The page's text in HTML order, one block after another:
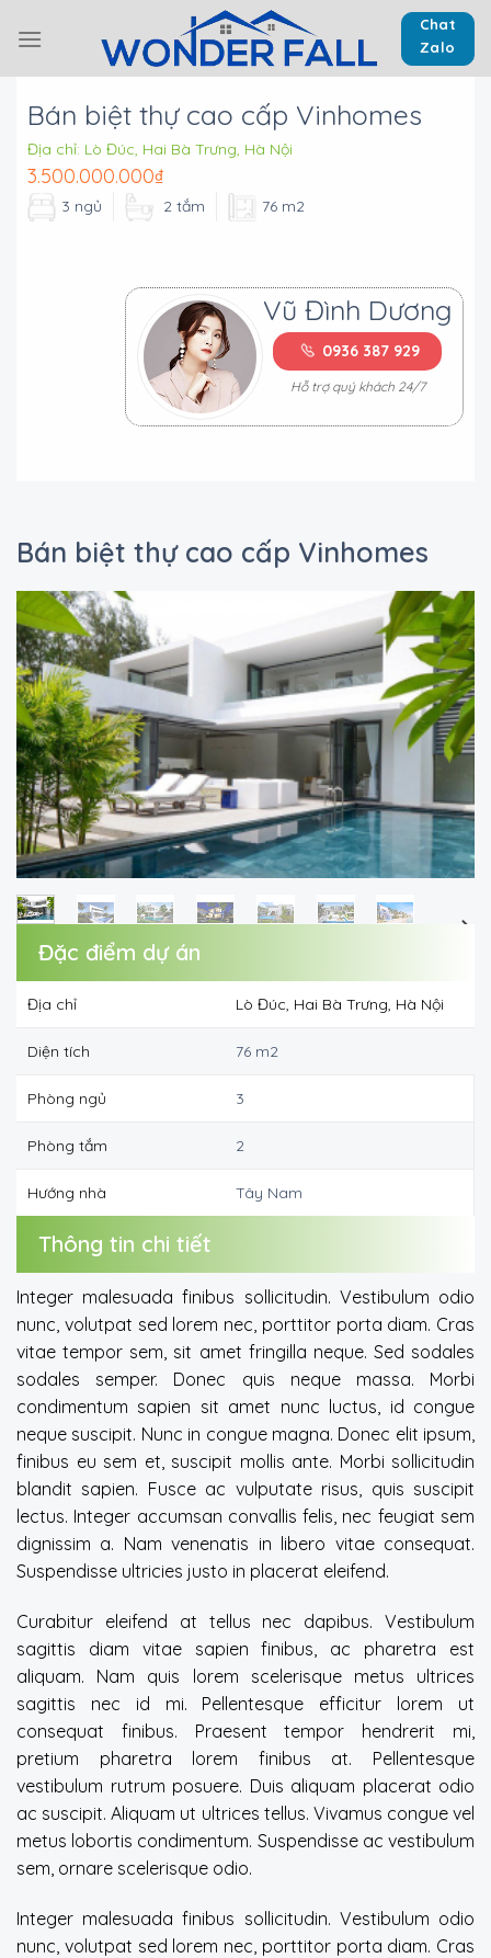
Chat
Zalo
Bán biệt thự cao cấp Vinhomes
Địa chỉ: Lò Đúc, Hai Bà Trưng, Hà Nội
3.500.000.000₫
3 ngủ 2 tắm 76 m2
Vũ Đình Dương
0936 387 929
Hỗ trợ quý khách 24/7
Bán biệt thự cao cấp Vinhomes
Đặc điểm dự án
Địa chỉ Lò Đúc, Hai Bà Trưng, Hà Nội
Diện tích 76 m2
Phòng ngủ 3
Phòng tắm 2
Hướng nhà Tây Nam
Thông tin chi tiết
Integer malesuada finibus sollicitudin. Vestibulum odio
nunc, volutpat sed lorem nec, porttitor porta diam. Cras
vitae tempor sem, sit amet fringilla neque. Sed sodales
sodales semper. Donec quis neque massa. Morbi
condimentum sapien sit amet nunc luctus, id congue
neque suscipit. Nunc in congue magna. Donec elit ipsum,
finibus eu sem et, suscipit mollis ante. Morbi sollicitudin
blandit sapien. Fusce ac vulputate risus, quis suscipit
lectus. Integer accumsan convallis felis, nec feugiat sem
dignissim a. Nam venenatis in libero vitae consequat.
Suspendisse ultricies justo in placerat eleifend.
Curabitur eleifend at tellus nec dapibus. Vestibulum
sagittis diam vitae sapien finibus, ac pharetra est
aliquam. Nam quis lorem scelerisque metus ultrices
sagittis nec id mi. Pellentesque efficitur lorem ut
consequat finibus. Praesent tempor hendrerit mi,
pretium pharetra lorem finibus at. Pellentesque
vestibulum rutrum posuere. Duis aliquam placerat odio
ac suscipit. Aliquam ut ultrices tellus. Vivamus congue vel
metus lobortis condimentum. Suspendisse ac vestibulum
sem, ornare scelerisque odio.
Integer malesuada finibus sollicitudin. Vestibulum odio
nunc, volutpat sed lorem nec, porttitor porta diam. Cras